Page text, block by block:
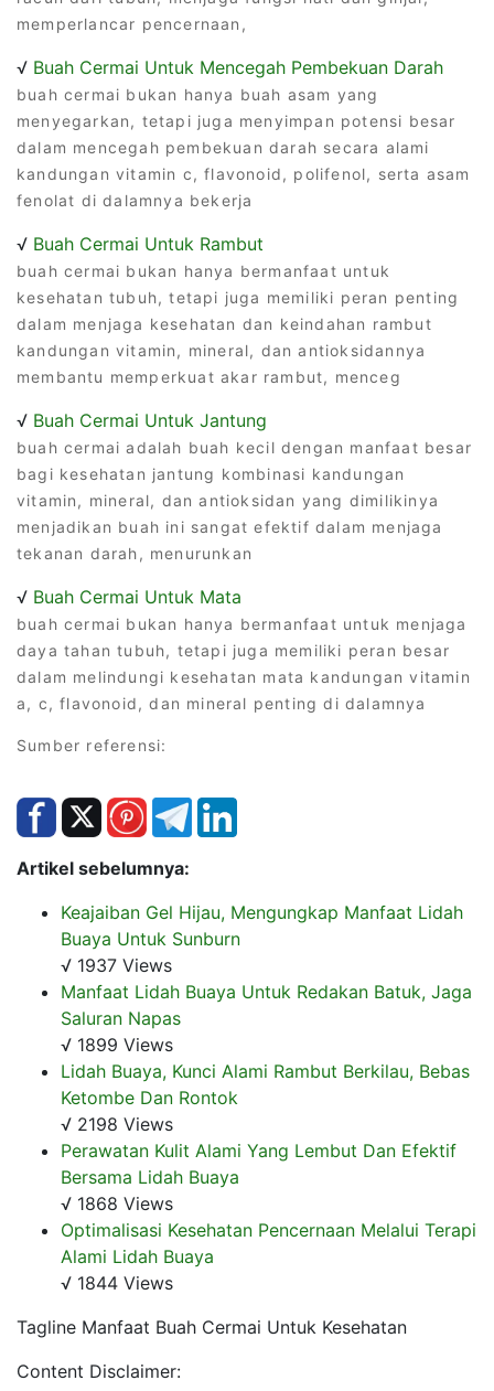
memperlancar pencernaan,
√ Buah Cermai Untuk Mencegah Pembekuan Darah
buah cermai bukan hanya buah asam yang
menyegarkan, tetapi juga menyimpan potensi besar
dalam mencegah pembekuan darah secara alami
kandungan vitamin c, flavonoid, polifenol, serta asam
fenolat di dalamnya bekerja
√ Buah Cermai Untuk Rambut
buah cermai bukan hanya bermanfaat untuk
kesehatan tubuh, tetapi juga memiliki peran penting
dalam menjaga kesehatan dan keindahan rambut
kandungan vitamin, mineral, dan antioksidannya
membantu memperkuat akar rambut, menceg
√ Buah Cermai Untuk Jantung
buah cermai adalah buah kecil dengan manfaat besar
bagi kesehatan jantung kombinasi kandungan
vitamin, mineral, dan antioksidan yang dimilikinya
menjadikan buah ini sangat efektif dalam menjaga
tekanan darah, menurunkan
√ Buah Cermai Untuk Mata
buah cermai bukan hanya bermanfaat untuk menjaga
daya tahan tubuh, tetapi juga memiliki peran besar
dalam melindungi kesehatan mata kandungan vitamin
a, c, flavonoid, dan mineral penting di dalamnya
Sumber referensi:
Artikel sebelumnya:
Keajaiban Gel Hijau, Mengungkap Manfaat Lidah
Buaya Untuk Sunburn
√ 1937 Views
Manfaat Lidah Buaya Untuk Redakan Batuk, Jaga
Saluran Napas
√ 1899 Views
Lidah Buaya, Kunci Alami Rambut Berkilau, Bebas
Ketombe Dan Rontok
√ 2198 Views
Perawatan Kulit Alami Yang Lembut Dan Efektif
Bersama Lidah Buaya
√ 1868 Views
Optimalisasi Kesehatan Pencernaan Melalui Terapi
Alami Lidah Buaya
√ 1844 Views
Tagline Manfaat Buah Cermai Untuk Kesehatan
Content Disclaimer: